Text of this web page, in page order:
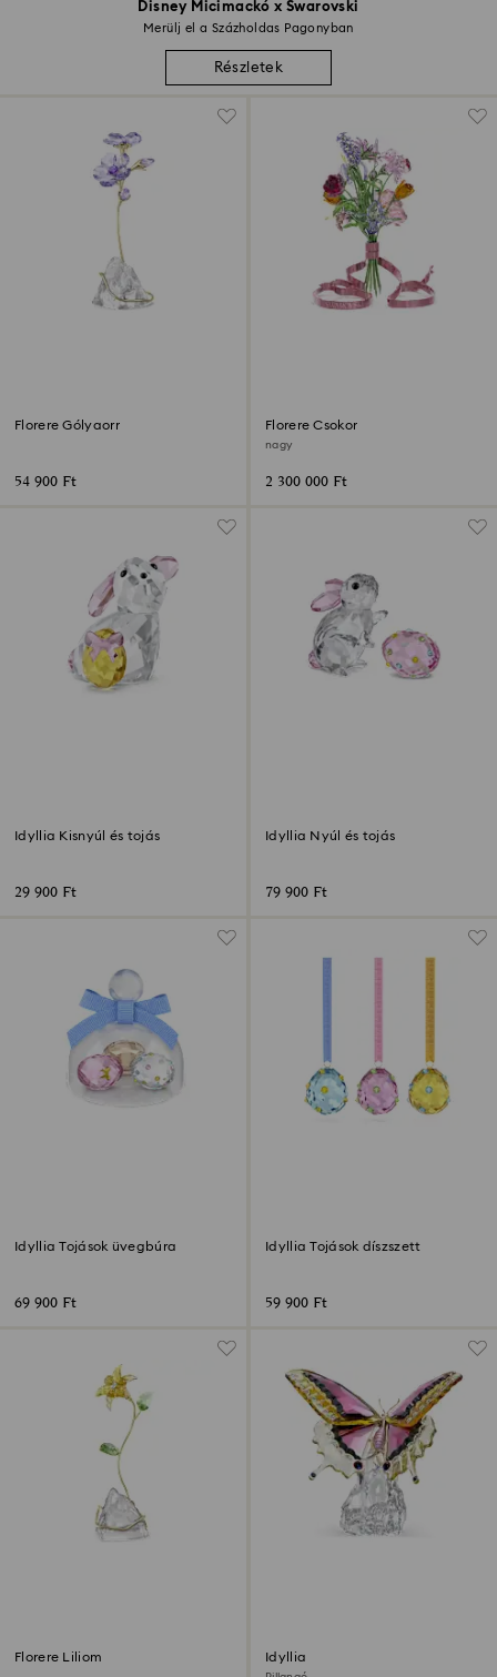
Disney Micimackó x Swarovski
Merülj el a Százholdas Pagonyban
Részletek
Florere Gólyaorr
54 900 Ft
Florere Csokor
nagy
2 300 000 Ft
Idyllia Kisnyúl és tojás
29 900 Ft
Idyllia Nyúl és tojás
79 900 Ft
Idyllia Tojások üvegbúra
69 900 Ft
Idyllia Tojások díszszett
59 900 Ft
Florere Liliom Idyllia